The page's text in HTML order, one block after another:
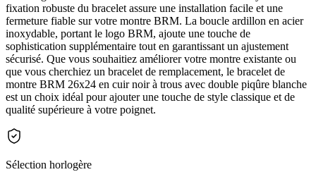
fixation robuste du bracelet assure une installation facile et une
fermeture fiable sur votre montre BRM. La boucle ardillon en acier
inoxydable, portant le logo BRM, ajoute une touche de
sophistication supplémentaire tout en garantissant un ajustement
sécurisé. Que vous souhaitiez améliorer votre montre existante ou
que vous cherchiez un bracelet de remplacement, le bracelet de
montre BRM 26x24 en cuir noir à trous avec double piqûre blanche
est un choix idéal pour ajouter une touche de style classique et de
qualité supérieure à votre poignet.
Sélection horlogère